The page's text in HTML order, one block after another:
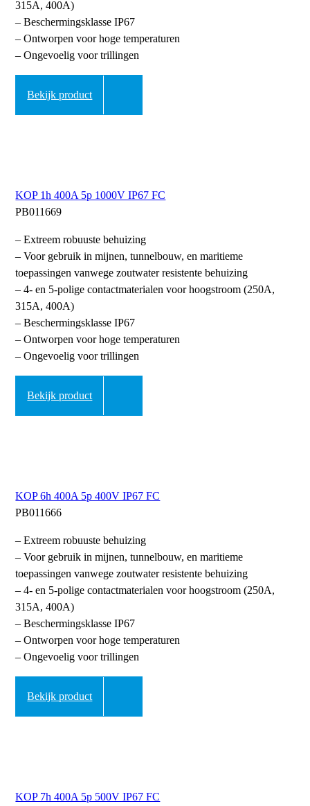
315A, 400A)
– Beschermingsklasse IP67
– Ontworpen voor hoge temperaturen
– Ongevoelig voor trillingen
Bekijk product
KOP 1h 400A 5p 1000V IP67 FC
PB011669
– Extreem robuuste behuizing
– Voor gebruik in mijnen, tunnelbouw, en maritieme
toepassingen vanwege zoutwater resistente behuizing
– 4- en 5-polige contactmaterialen voor hoogstroom (250A,
315A, 400A)
– Beschermingsklasse IP67
– Ontworpen voor hoge temperaturen
– Ongevoelig voor trillingen
Bekijk product
KOP 6h 400A 5p 400V IP67 FC
PB011666
– Extreem robuuste behuizing
– Voor gebruik in mijnen, tunnelbouw, en maritieme
toepassingen vanwege zoutwater resistente behuizing
– 4- en 5-polige contactmaterialen voor hoogstroom (250A,
315A, 400A)
– Beschermingsklasse IP67
– Ontworpen voor hoge temperaturen
– Ongevoelig voor trillingen
Bekijk product
KOP 7h 400A 5p 500V IP67 FC